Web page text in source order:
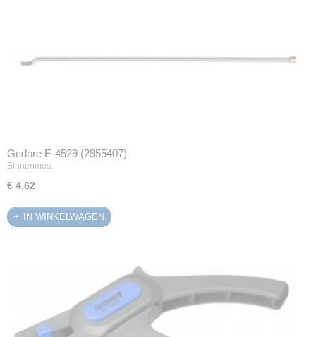
Gedore E-4529 (2955407)
Binnenmes.
€ 4,62
IN WINKELWAGEN